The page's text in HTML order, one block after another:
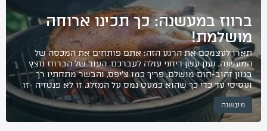
החשבון שלי
מתכונים לוהטים
סרטוני הדרכה
אודותינו
מדיניות פרטיות
תקנון שימוש
ברווז במעשנה: כך תכינו ארוחה
מושלמת!
תארו לעצמכם את הרגע הזה: אתם פותחים את המכסה של
המעשנה, וענן עשן ריחני עולה לעברכם. העור של הברווז נוצץ
בגוון זהוב-חום מושלם, פריך כמו צ’יפס, והבשר מתחתיו רך
ועסיסי עד כדי כך שהוא כמעט נמס על המזלג. זו לא פנטזיה -זו
בדיוק החוויה שמחכה לכם כשתלמדו לעשן ברווז ואנחנו כאן
בשביל לעזור לכם לעשות […]
מעשנה